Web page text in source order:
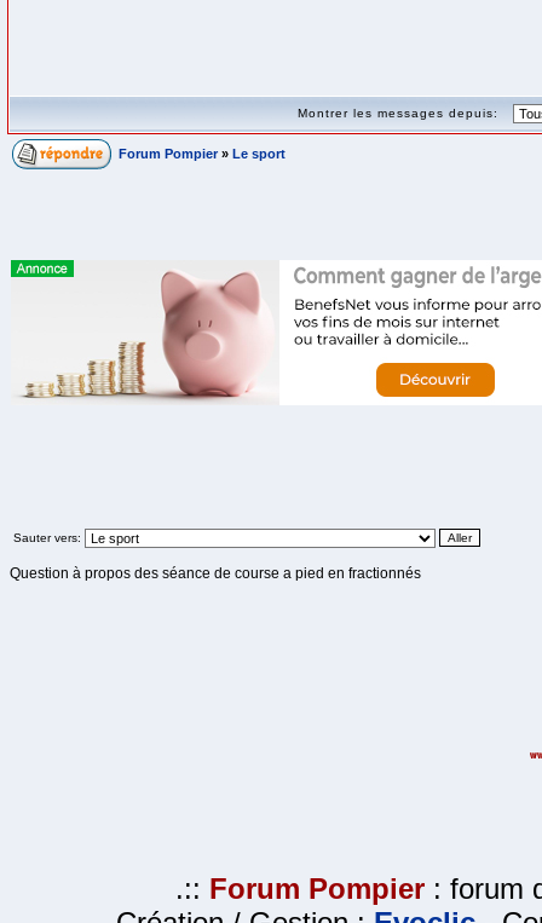
Montrer les messages depuis:
Forum Pompier » Le sport
Sauter vers:
Question à propos des séance de course a pied en fractionnés
.:: Forum Pompier : forum